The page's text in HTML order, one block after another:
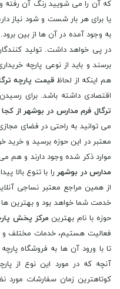
که آن را می شویید رنگ آن رفته
یا برای هر بار شست و شود نیاز
به وجود آمده در آن ها از بین
در پی خواهد داشت. تولید
برسند و باید از نوعی پارچه
هم اینکه از لحاظقیمت پارچه
اقتصادی داشته باشد. برای
ترگال فرم مدارس در بوشهر از
می توانید به راحتی در فضای
معتبر در این حوزه برسید و خرید
موارد ذکر شده وجود دارند و هم
مدارس در بوشهر را با تنوع بالا
از همین مراجع معتبر نساجی
خدمت شما خواهد بود و بهترین ها
حوزه با نام بهترین مرکز پخش
فعالیت هستیم، خدمات مختلف و
تا با ورود آن ها به فروشگاه
آنچه که در مورد این نوع از
کوتاهترین زمان سفارشات مورد